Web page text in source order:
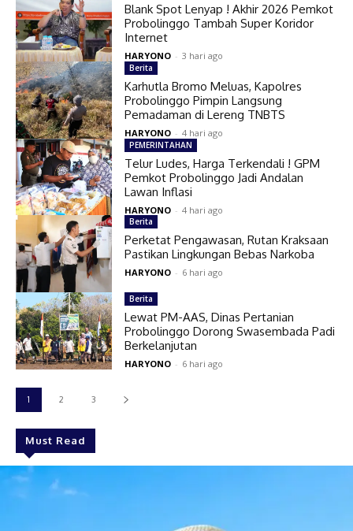
Must Read
Blank Spot Lenyap ! Akhir 2026 Pemkot
Probolinggo Tambah Super Koridor
Internet
HARYONO - 3 hari ago
Berita
Karhutla Bromo Meluas, Kapolres
Probolinggo Pimpin Langsung
Pemadaman di Lereng TNBTS
HARYONO - 4 hari ago
PEMERINTAHAN
Telur Ludes, Harga Terkendali ! GPM
Pemkot Probolinggo Jadi Andalan
Lawan Inflasi
HARYONO - 4 hari ago
Berita
Perketat Pengawasan, Rutan Kraksaan
Pastikan Lingkungan Bebas Narkoba
HARYONO - 6 hari ago
Berita
Lewat PM-AAS, Dinas Pertanian
Probolinggo Dorong Swasembada Padi
Berkelanjutan
HARYONO - 6 hari ago
1 2 3